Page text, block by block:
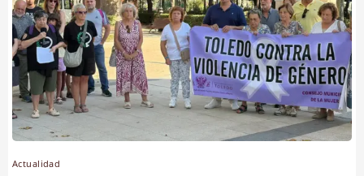
Actualidad